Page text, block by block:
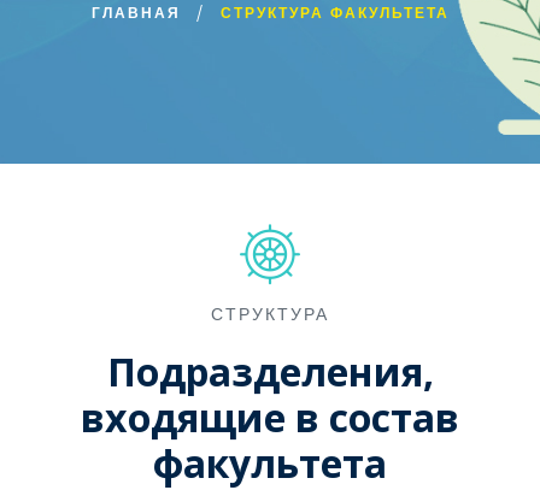
ГЛАВНАЯ СТРУКТУРА ФАКУЛЬТЕТА
СТРУКТУРА
Подразделения,
входящие в состав
факультета